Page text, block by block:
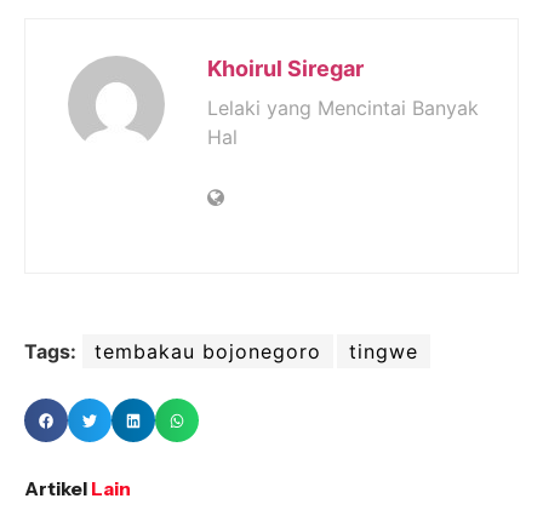
Khoirul Siregar
Lelaki yang Mencintai Banyak
Hal
Tags: tembakau bojonegoro tingwe
Artikel Lain